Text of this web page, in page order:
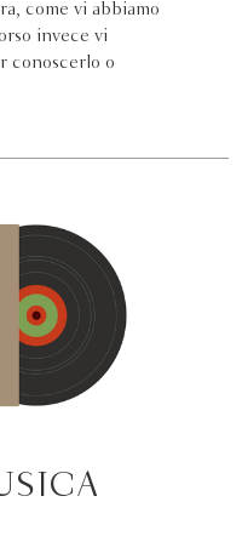
come vi abbiamo
invece vi
conoscerlo o